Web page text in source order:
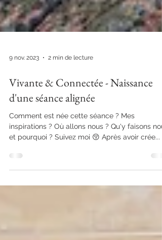
9 nov. 2023 2 min de lecture
Vivante & Connectée - Naissance
d'une séance alignée
Comment est née cette séance ? Mes
inspirations ? Où allons nous ? Qu'y faisons